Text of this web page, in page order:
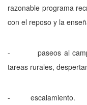
razonable programa
con el reposo y la
- paseos al campo,
tareas rurales,
- escalamiento.